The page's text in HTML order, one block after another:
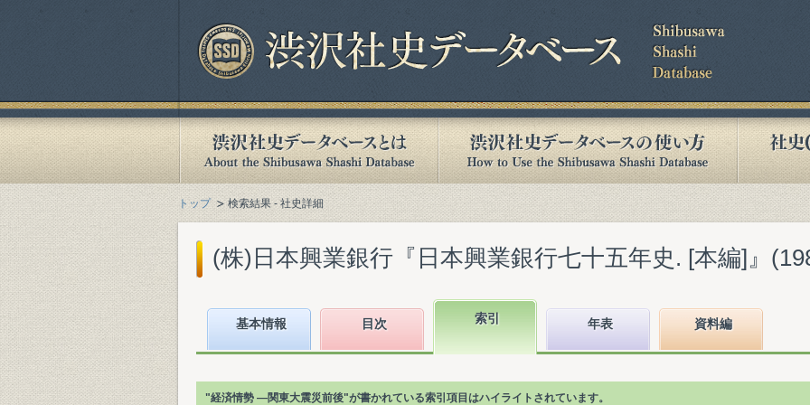
トップ 検索結果 - 社史詳細
(株)日本興業銀行『日本興業銀行七十五年史. [本編]』
基本情報 目次 索引 年表 資料編
"経済情勢 ―関東大震災前後"が書かれている索引項目はハイライトされています。